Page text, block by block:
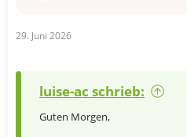
29. Juni 2026
luise-ac schrieb:
Guten Morgen,